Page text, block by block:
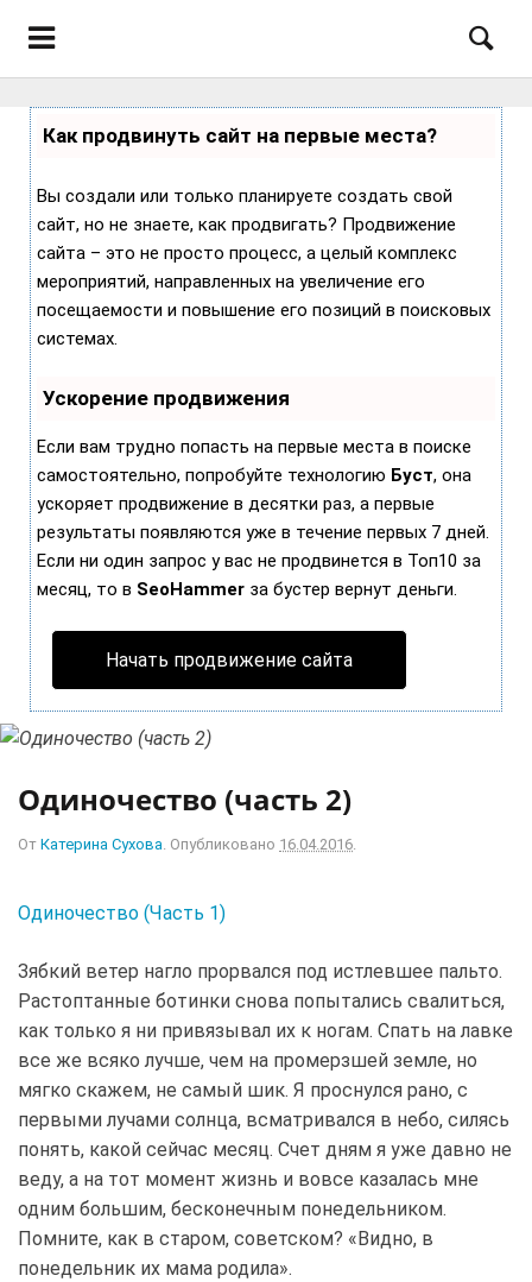
Как продвинуть сайт на первые места?
Вы создали или только планируете создать свой
сайт, но не знаете, как продвигать? Продвижение
сайта – это не просто процесс, а целый комплекс
мероприятий, направленных на увеличение его
посещаемости и повышение его позиций в поисковых
системах.
Ускорение продвижения
Если вам трудно попасть на первые места в поиске
самостоятельно, попробуйте технологию Буст, она
ускоряет продвижение в десятки раз, а первые
результаты появляются уже в течение первых 7 дней.
Если ни один запрос у вас не продвинется в Топ10 за
месяц, то в SeoHammer за бустер вернут деньги.
Начать продвижение сайта
Одиночество (часть 2)
От Катерина Сухова. Опубликовано 16.04.2016.
Одиночество (Часть 1)
Зябкий ветер нагло прорвался под истлевшее пальто.
Растоптанные ботинки снова попытались свалиться,
как только я ни привязывал их к ногам. Спать на лавке
все же всяко лучше, чем на промерзшей земле, но
мягко скажем, не самый шик. Я проснулся рано, с
первыми лучами солнца, всматривался в небо, силясь
понять, какой сейчас месяц. Счет дням я уже давно не
веду, а на тот момент жизнь и вовсе казалась мне
одним большим, бесконечным понедельником.
Помните, как в старом, советском? «Видно, в
понедельник их мама родила».